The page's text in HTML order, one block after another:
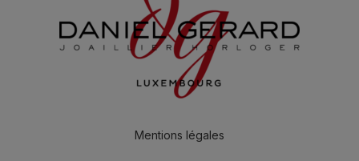
Mentions légales